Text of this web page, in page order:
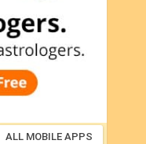
ALL MOBILE APPS